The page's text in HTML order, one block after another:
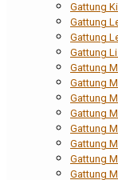
Gattung
Gattung
Gattung
Gattung
Gattung
Gattung
Gattung
Gattung
Gattung
Gattung
Gattung
Gattung